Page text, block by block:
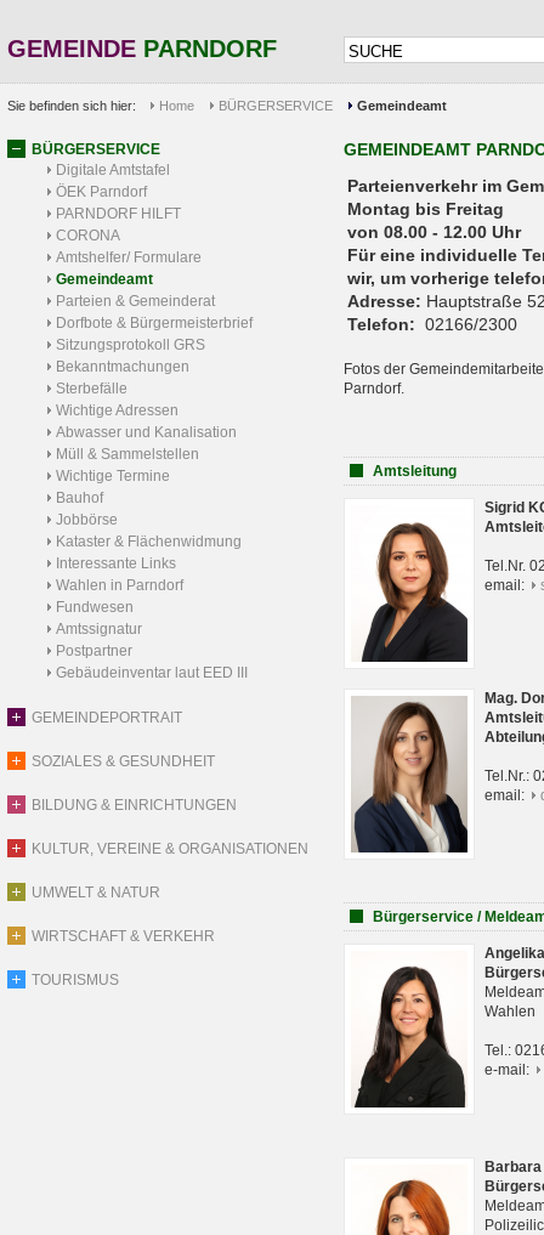
GEMEINDE PARNDORF
Sie befinden sich hier: Home BÜRGERSERVICE Gemeindeamt
BÜRGERSERVICE
Digitale Amtstafel
ÖEK Parndorf
PARNDORF HILFT
CORONA
Amtshelfer/ Formulare
Gemeindeamt
Parteien & Gemeinderat
Dorfbote & Bürgermeisterbrief
Sitzungsprotokoll GRS
Bekanntmachungen
Sterbefälle
Wichtige Adressen
Abwasser und Kanalisation
Müll & Sammelstellen
Wichtige Termine
Bauhof
Jobbörse
Kataster & Flächenwidmung
Interessante Links
Wahlen in Parndorf
Fundwesen
Amtssignatur
Postpartner
Gebäudeinventar laut EED III
GEMEINDEPORTRAIT
SOZIALES & GESUNDHEIT
BILDUNG & EINRICHTUNGEN
KULTUR, VEREINE & ORGANISATIONEN
UMWELT & NATUR
WIRTSCHAFT & VERKEHR
TOURISMUS
GEMEINDEAMT
Parteienverkehr
Montag bis Freitag
von 08.00 - 12.00 Uhr
Für eine individuelle
wir, um vorherige
Adresse: Hauptstraße
Telefon: 02166/2300
Fotos der
Parndorf.
Amtsleitung
Sigrid
Tel.Nr.
email:
Mag.
Tel.Nr.:
email:
Bürgerservice /
Wahlen
Tel.:
e-mail: